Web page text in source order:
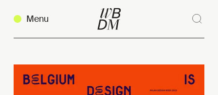
Menu